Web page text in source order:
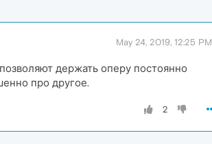
May 24, 2019, 12:25 PM
держать оперу постоянно
про другое.
2